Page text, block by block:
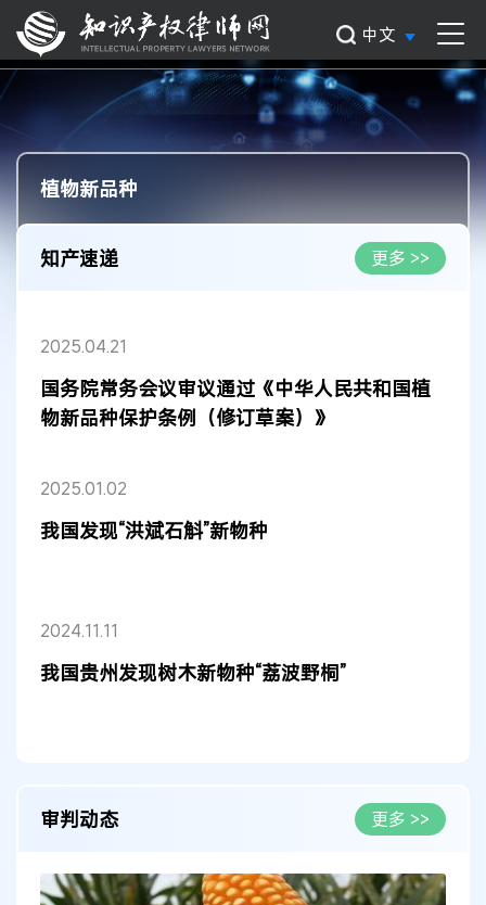
中文
植物新品种
知产速递 更多 >>
2025.04.21
国务院常务会议审议通过《中华人民共和国植
物新品种保护条例（修订草案）》
2025.01.02
我国发现“洪斌石斛”新物种
2024.11.11
我国贵州发现树木新物种“荔波野桐”
审判动态 更多 >>